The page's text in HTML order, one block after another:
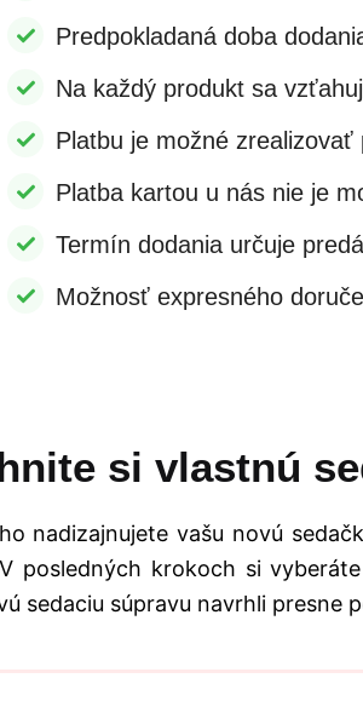
Predpokladaná doba
Na každý produkt sa
Platbu je možné
Platba kartou u nás nie je
Termín dodania určuje
Možnosť expresného
si vlastnú
nadizajnujete vašu novú
posledných krokoch si
sedaciu súpravu navrhli presne